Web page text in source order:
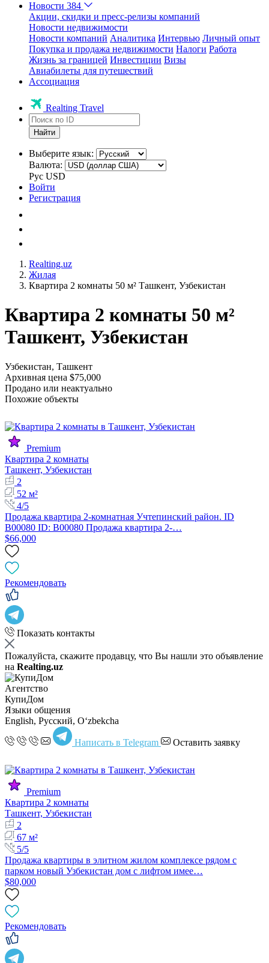
Новости 384
Акции, скидки и пресс-релизы компаний
Новости недвижимости
Новости компаний Аналитика Интервью Личный опыт
Покупка и продажа недвижимости Налоги Работа
Жизнь за границей Инвестиции Визы
Авиабилеты для путешествий
Ассоциация
Realting Travel
Найти
Выберите язык:
Валюта:
Рус USD
Войти
Регистрация
Realting.uz
Жилая
Квартира 2 комнаты 50 м² Ташкент, Узбекистан
Квартира 2 комнаты 50 м²
Ташкент, Узбекистан
Узбекистан, Ташкент
Архивная цена $75,000
Продано или неактуально
Похожие объекты
Premium
Квартира 2 комнаты
Ташкент, Узбекистан
2
52 м²
4/5
Продажа квартира 2-комнатная Учтепинский район. ID
B00080 ID: B00080 Продажа квартира 2-…
$66,000
Рекомендовать
Показать контакты
Пожалуйста, скажите продавцу, что Вы нашли это объявление
на Realting.uz
Агентство
КупиДом
Языки общения
English, Русский, Oʻzbekcha
Написать в Telegram Оставить заявку
Premium
Квартира 2 комнаты
Ташкент, Узбекистан
2
67 м²
5/5
Продажа квартиры в элитном жилом комплексе рядом с
парком новый Узбекистан дом с лифтом имее…
$80,000
Рекомендовать